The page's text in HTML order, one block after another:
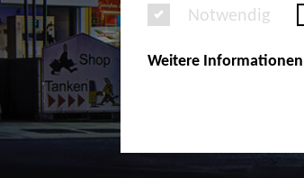
Notwendig
Weitere Informationen